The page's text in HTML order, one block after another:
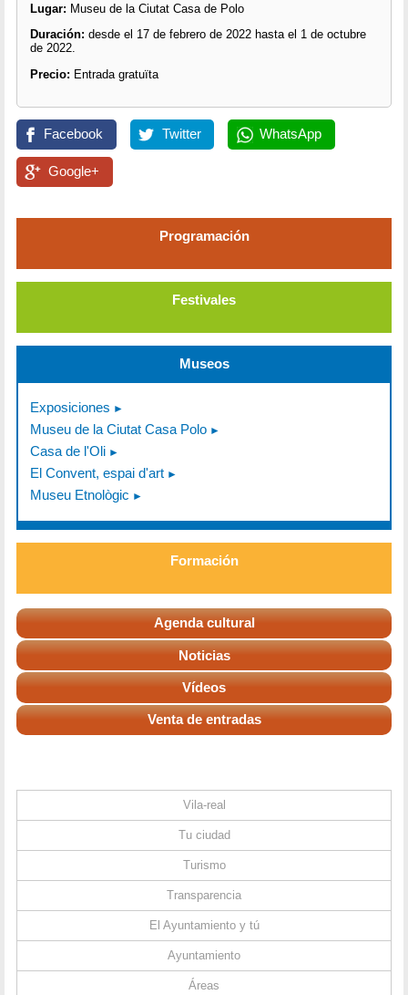
Lugar: Museu de la Ciutat Casa de Polo
Duración: desde el 17 de febrero de 2022 hasta el 1 de octubre
de 2022.
Precio: Entrada gratuïta
Facebook Twitter WhatsApp
Google+
Programación
Festivales
Museos
Exposiciones
Museu de la Ciutat Casa Polo
Casa de l'Oli
El Convent, espai d'art
Museu Etnològic
Formación
Agenda cultural
Noticias
Vídeos
Venta de entradas
Vila-real
Tu ciudad
Turismo
Transparencia
El Ayuntamiento y tú
Ayuntamiento
Áreas